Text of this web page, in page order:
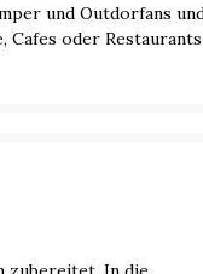
und Outdorfans
oder